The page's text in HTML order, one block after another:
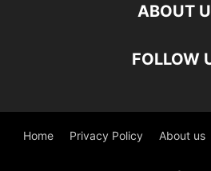
ABOUT
FOLLOW
Home Privacy Policy About us